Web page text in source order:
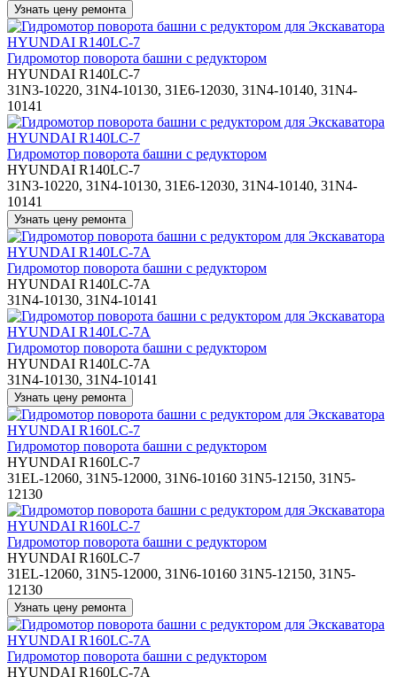
Гидромотор поворота башни с редуктором
HYUNDAI R140LC-7
31N3-10220, 31N4-10130, 31E6-12030, 31N4-10140, 31N4-
10141
Гидромотор поворота башни с редуктором
HYUNDAI R140LC-7
31N3-10220, 31N4-10130, 31E6-12030, 31N4-10140, 31N4-
10141
Гидромотор поворота башни с редуктором
HYUNDAI R140LC-7A
31N4-10130, 31N4-10141
Гидромотор поворота башни с редуктором
HYUNDAI R140LC-7A
31N4-10130, 31N4-10141
Гидромотор поворота башни с редуктором
HYUNDAI R160LC-7
31EL-12060, 31N5-12000, 31N6-10160 31N5-12150, 31N5-
12130
Гидромотор поворота башни с редуктором
HYUNDAI R160LC-7
31EL-12060, 31N5-12000, 31N6-10160 31N5-12150, 31N5-
12130
Гидромотор поворота башни с редуктором
HYUNDAI R160LC-7A